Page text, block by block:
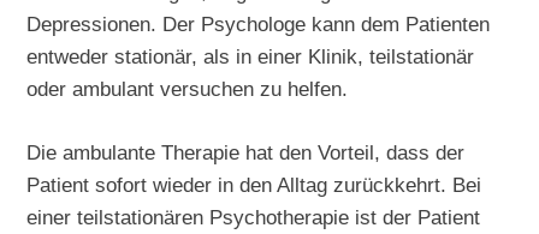
Depressionen. Der Psychologe kann dem Patienten
entweder stationär, als in einer Klinik, teilstationär
oder ambulant versuchen zu helfen.
Die ambulante Therapie hat den Vorteil, dass der
Patient sofort wieder in den Alltag zurückkehrt. Bei
einer teilstationären Psychotherapie ist der Patient